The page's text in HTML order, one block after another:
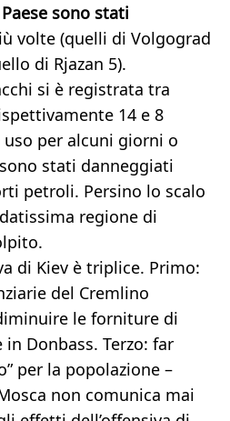
sono stati
volte (quelli di Volgograd
di Rjazan 5).
si è registrata tra
14 e 8
per alcuni giorni o
stati danneggiati
petroli. Persino lo scalo
regione di
di Kiev è triplice. Primo:
del Cremlino
le forniture di
Donbass. Terzo: far
per la popolazione –
non comunica mai